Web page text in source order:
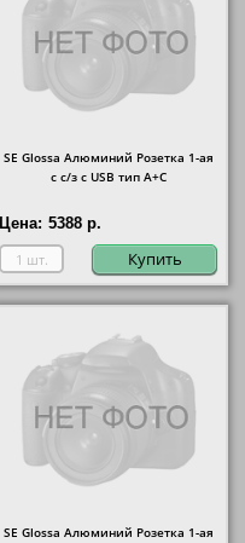
SE Glossa Алюминий Розетка 1-ая
с с/з с USB тип A+C
Цена: 5388 р.
Купить
SE Glossa Алюминий Розетка 1-ая